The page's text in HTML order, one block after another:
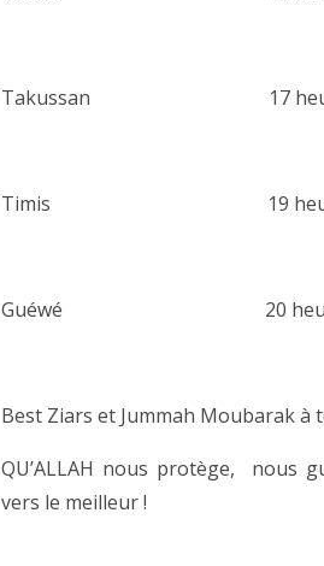
Takussan 17
Timis 19 heures
Guéwé 20 heures
Best Ziars et Jummah Moubarak à
QU’ALLAH nous protège, nous
vers le meilleur !